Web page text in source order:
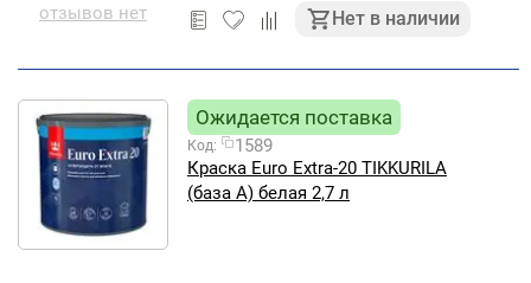
отзывов нет Нет в наличии
Ожидается поставка
Код:
1589
Краска Euro Extra-20 TIKKURILA
(база А) белая 2,7 л